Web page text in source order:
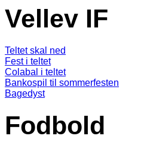
Vellev IF
Teltet skal ned
Fest i teltet
Colabal i teltet
Bankospil til sommerfesten
Bagedyst
Fodbold